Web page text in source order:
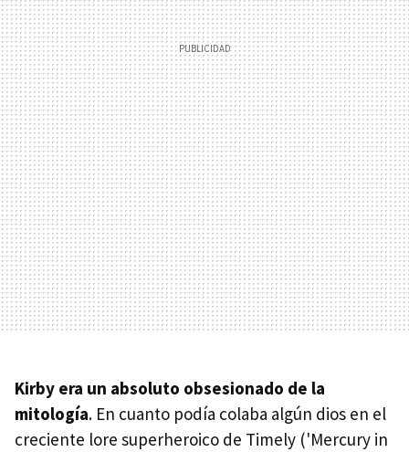
Kirby era un absoluto obsesionado de la
mitología. En cuanto podía colaba algún dios en el
creciente lore superheroico de Timely ('Mercury in